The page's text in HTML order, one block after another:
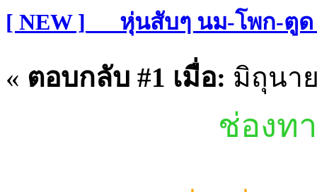
[ NEW ]___หุ่นสับๆ นม-โพก-ตู
« ตอบกลับ #1 เมื่อ: มิถุนาย
ช่องท